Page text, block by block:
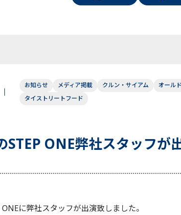
お知らせ メディア掲載 クルン・サイアム オール
タイストリートフード
STEP ONE弊社スタッフが
ONEに弊社スタッフが出演致しました。